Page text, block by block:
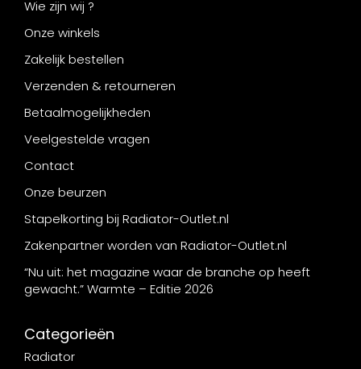
Wie zijn wij ?
Onze winkels
Zakelijk bestellen
Verzenden & retourneren
Betaalmogelijkheden
Veelgestelde vragen
Contact
Onze beurzen
Stapelkorting bij Radiator-Outlet.nl
Zakenpartner worden van Radiator-Outlet.nl
“Nu uit: het magazine waar de branche op heeft
gewacht.” Warmte – Editie 2026
Categorieën
Radiator